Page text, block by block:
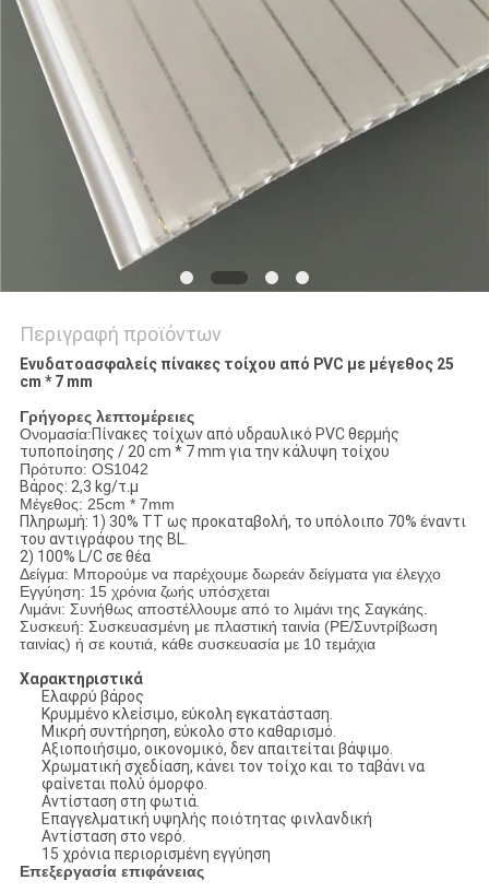
Περιγραφή προϊόντων
Ενυδατοασφαλείς πίνακες τοίχου από PVC με μέγεθος 25
cm * 7 mm
Γρήγορες λεπτομέρειες
Ονομασία:Πίνακες τοίχων από υδραυλικό PVC θερμής
τυποποίησης / 20 cm * 7 mm για την κάλυψη τοίχου
Πρότυπο: OS1042
Βάρος: 2,3 kg/τ.μ
Μέγεθος: 25cm * 7mm
Πληρωμή: 1) 30% TT ως προκαταβολή, το υπόλοιπο 70% έναντι
του αντιγράφου της BL.
2) 100% L/C σε θέα
Δείγμα: Μπορούμε να παρέχουμε δωρεάν δείγματα για έλεγχο
Εγγύηση: 15 χρόνια ζωής υπόσχεται
Λιμάνι: Συνήθως αποστέλλουμε από το λιμάνι της Σαγκάης.
Συσκευή: Συσκευασμένη με πλαστική ταινία (PE/Συντρίβωση
ταινίας) ή σε κουτιά, κάθε συσκευασία με 10 τεμάχια
Χαρακτηριστικά
Ελαφρύ βάρος
Κρυμμένο κλείσιμο, εύκολη εγκατάσταση.
Μικρή συντήρηση, εύκολο στο καθαρισμό.
Αξιοποιήσιμο, οικονομικό, δεν απαιτείται βάψιμο.
Χρωματική σχεδίαση, κάνει τον τοίχο και το ταβάνι να
φαίνεται πολύ όμορφο.
Αντίσταση στη φωτιά.
Επαγγελματική υψηλής ποιότητας φινλανδική
Αντίσταση στο νερό.
15 χρόνια περιορισμένη εγγύηση
Επεξεργασία επιφάνειας